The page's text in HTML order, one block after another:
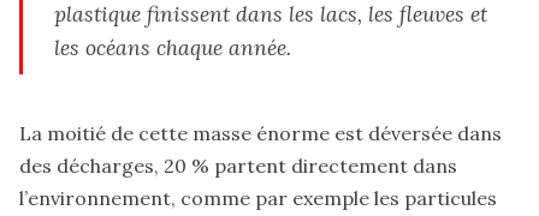
plastique finissent dans les lacs, les fleuves et
les océans chaque année.
La moitié de cette masse énorme est déversée dans
des décharges, 20 % partent directement dans
l’environnement, comme par exemple les particules